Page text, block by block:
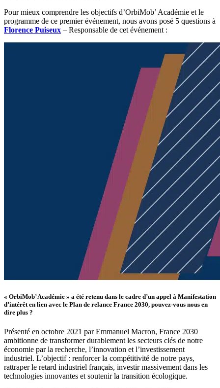
Pour mieux comprendre les objectifs d’OrbiMob’ Académie et le
programme de ce premier événement, nous avons posé 5 questions à
Florence Puiseux – Responsable de cet événement :
« OrbiMob’ Académie » a été retenu dans le cadre d’un appel à Manifestation
d’intérêt en lien avec le Plan de relance France 2030, pouvez-vous nous en
dire plus ?
Présenté en octobre 2021 par Emmanuel Macron, France 2030
ambitionne de transformer durablement les secteurs clés de notre
économie par la recherche, l’innovation et l’investissement
industriel. L’objectif : renforcer la compétitivité de notre pays,
rattraper le retard industriel français, investir massivement dans les
technologies innovantes et soutenir la transition écologique.